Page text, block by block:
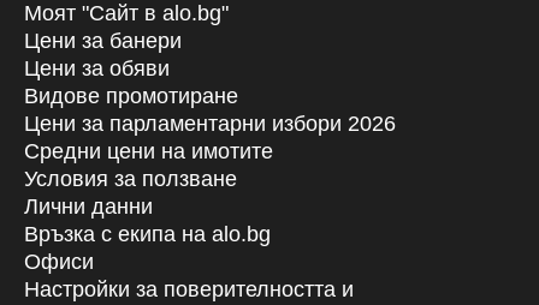
Моят "Сайт в alo.bg"
Цени за банери
Цени за обяви
Видове промотиране
Цени за парламентарни избори 2026
Средни цени на имотите
Условия за ползване
Лични данни
Връзка с екипa на alo.bg
Офиси
Настройки за поверителността и